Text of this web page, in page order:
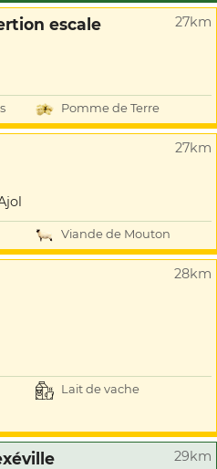
escale 27km
Pomme de Terre
27km
Viande de Mouton
28km
Lait de vache
29km